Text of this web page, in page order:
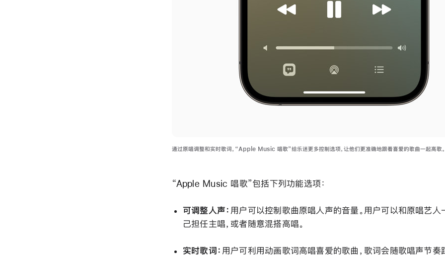
通过原唱调整和实时歌词，“Apple Music 唱歌”给乐迷更多控制选项，让他们更准确地跟着喜爱的歌曲一起高歌。
“Apple Music 唱歌”包括下列功能选项：
可调整人声： 用户可以控制歌曲原唱人声的音量。用户可以和原唱艺人
己担任主唱，或者随意混搭高唱。
实时歌词： 用户可利用动画歌词高唱喜爱的歌曲，歌词会随歌唱声节奏